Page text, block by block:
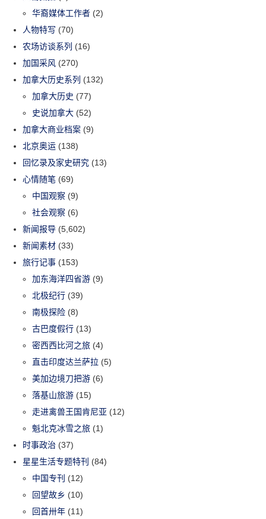
华裔媒体工作者 (2)
人物特写 (70)
农场访谈系列 (16)
加国采风 (270)
加拿大历史系列 (132)
加拿大历史 (77)
史说加拿大 (52)
加拿大商业档案 (9)
北京奥运 (138)
回忆录及家史研究 (13)
心情随笔 (69)
中国观察 (9)
社会观察 (6)
新闻报导 (5,602)
新闻素材 (33)
旅行记事 (153)
加东海洋四省游 (9)
北极纪行 (39)
南极探险 (8)
古巴度假行 (13)
密西西比河之旅 (4)
直击印度达兰萨拉 (5)
美加边境刀把游 (6)
落基山旅游 (15)
走进禽兽王国肯尼亚 (12)
魁北克冰雪之旅 (1)
时事政治 (37)
星星生活专题特刊 (84)
中国专刊 (12)
回望故乡 (10)
回首卅年 (11)